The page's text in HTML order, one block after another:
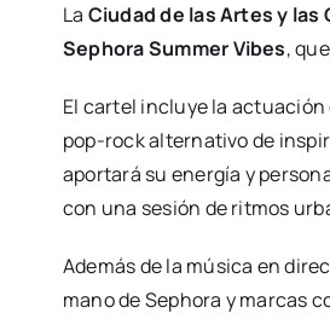
La Ciu­dad de las Artes y las
Sepho­ra Sum­mer Vibes,
El car­tel inclu­ye la
pop-rock alter­na­ti­vo de
apor­ta­rá su ener­gía y
con una sesión de rit­mos
Ade­más de la músi­ca en
mano de Sepho­ra y mar­cas